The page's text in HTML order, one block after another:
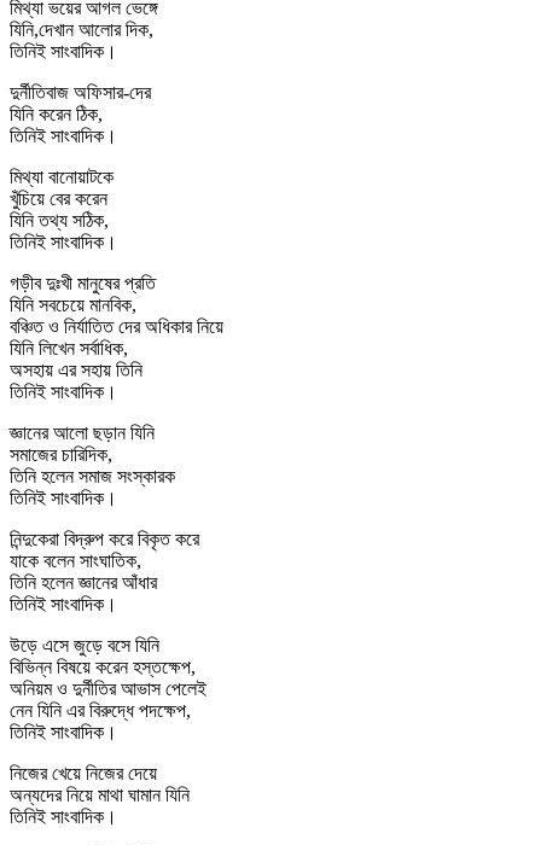
মিথ্যা ভয়ের আগল ভেঙ্গে
যিনি,দেখান আলোর দিক,
তিনিই সাংবাদিক।
দুর্নীতিবাজ অফিসার-দের
যিনি করেন ঠিক,
তিনিই সাংবাদিক।
মিথ্যা বানোয়াটকে
খুঁচিয়ে বের করেন
যিনি তথ্য সঠিক,
তিনিই সাংবাদিক।
গড়ীব দুঃখী মানুষের প্রতি
যিনি সবচেয়ে মানবিক,
বঞ্চিত ও নির্যাতিত দের অধিকার নিয়ে
যিনি লিখেন সর্বাধিক,
অসহায় এর সহায় তিনি
তিনিই সাংবাদিক।
জ্ঞানের আলো ছড়ান যিনি
সমাজের চারিদিক,
তিনি হলেন সমাজ সংস্কারক
তিনিই সাংবাদিক।
নিন্দুকেরা বিদ্রুপ করে বিকৃত করে
যাকে বলেন সাংঘাতিক,
তিনি হলেন জ্ঞানের আঁধার
তিনিই সাংবাদিক।
উড়ে এসে জুড়ে বসে যিনি
বিভিন্ন বিষয়ে করেন হস্তক্ষেপ,
অনিয়ম ও দুর্নীতির আভাস পেলেই
নেন যিনি এর বিরুদ্ধে পদক্ষেপ,
তিনিই সাংবাদিক।
নিজের খেয়ে নিজের দেয়ে
অন্যদের নিয়ে মাথা ঘামান যিনি
তিনিই সাংবাদিক।